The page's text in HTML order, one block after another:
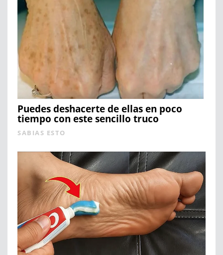
Puedes deshacerte de ellas en poco
tiempo con este sencillo truco
SABIAS ESTO